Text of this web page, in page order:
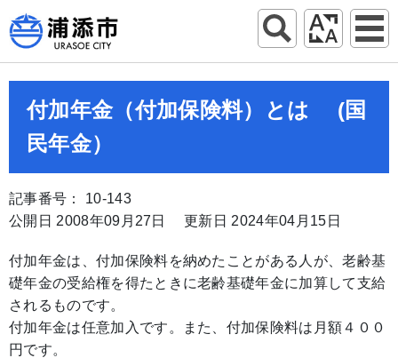
付加年金（付加保険料）とは (国
民年金）
記事番号： 10-143
公開日 2008年09月27日
更新日 2024年04月15日
付加年金は、付加保険料を納めたことがある人が、老齢基
礎年金の受給権を得たときに老齢基礎年金に加算して支給
されるものです。
付加年金は任意加入です。また、付加保険料は月額４００
円です。